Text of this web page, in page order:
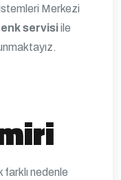
Merkezi
servisiile
farklı nedenle